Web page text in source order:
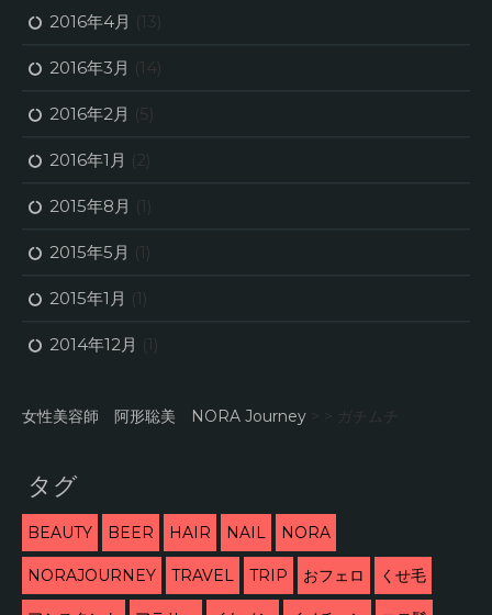
2016年4月 (13)
2016年3月 (14)
2016年2月 (5)
2016年1月 (2)
2015年8月 (1)
2015年5月 (1)
2015年1月 (1)
2014年12月 (1)
女性美容師 阿形聡美 NORA Journey > > ガチムチ
タグ
BEAUTY BEER HAIR NAIL NORA
NORAJOURNEY TRAVEL TRIP おフェロ くせ毛